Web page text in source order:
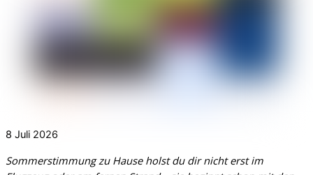
8 Juli 2026
Sommerstimmung zu Hause holst du dir nicht erst im